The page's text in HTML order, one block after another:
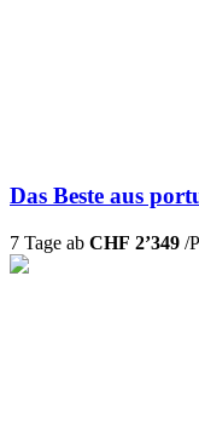
Das Beste aus
7 Tage ab CHF 2’349 /